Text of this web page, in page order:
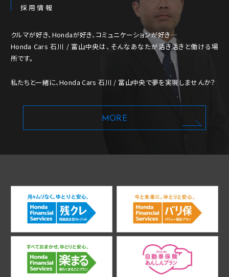
採用情報
クルマが好き、Hondaが好き、コミュニケーションが好き―
Honda Cars 石川 / 富山中央は、そんなあなたが活き活きと働ける場
所です。
私たちと一緒に、Honda Cars 石川 / 富山中央で夢を実現しませんか？
MORE